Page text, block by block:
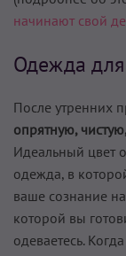
начинают свой
Одежда
После утренних
опрятную,
Идеальный цвет
одежда, в
ваше сознание
которой вы
одеваетесь.